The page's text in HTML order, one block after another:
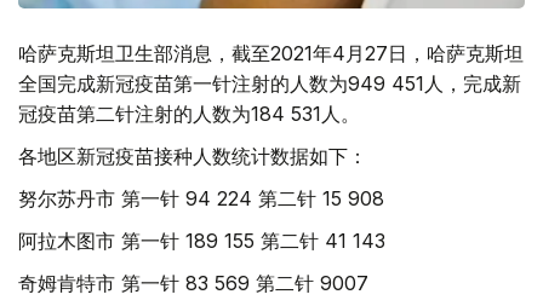
哈萨克斯坦卫生部消息，截至2021年4月27日，哈萨克斯坦
全国完成新冠疫苗第一针注射的人数为949 451人，完成新
冠疫苗第二针注射的人数为184 531人。
各地区新冠疫苗接种人数统计数据如下：
努尔苏丹市 第一针 94 224 第二针 15 908
阿拉木图市 第一针 189 155 第二针 41 143
奇姆肯特市 第一针 83 569 第二针 9007